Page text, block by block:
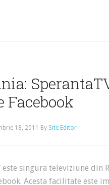
Facebook
18, 2011 By Site Editor
este singura televiziune din
Acesta facilitate este